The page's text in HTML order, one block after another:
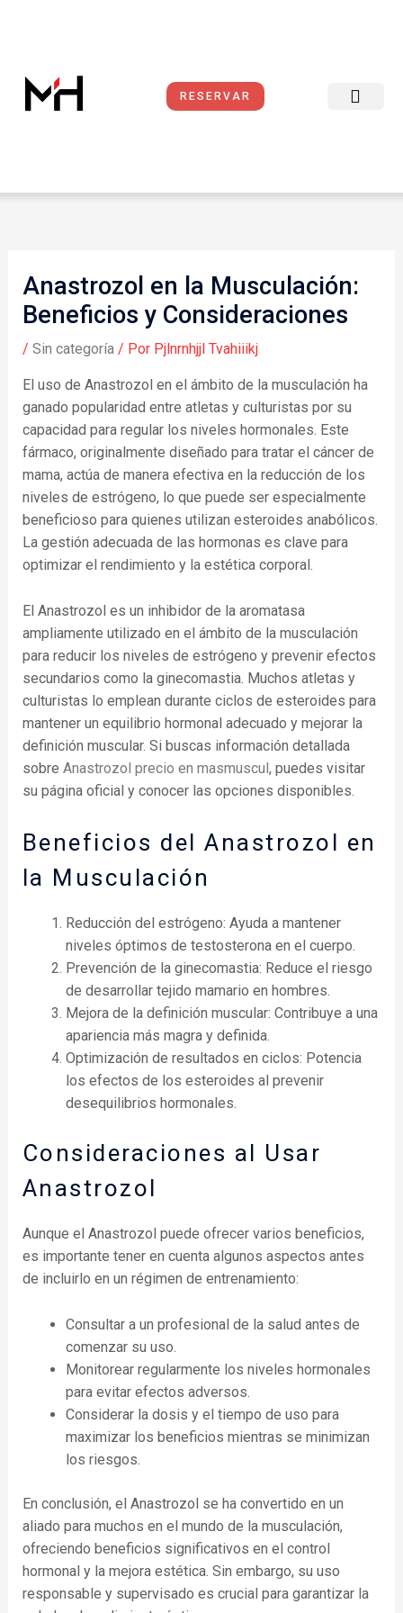
RESERVAR
Anastrozol en la Musculación:
Beneficios y Consideraciones
/ Sin categoría/ Por Pjlnrnhjjl Tvahiiikj
El uso de Anastrozol en el ámbito de la musculación ha
ganado popularidad entre atletas y culturistas por su
capacidad para regular los niveles hormonales. Este
fármaco, originalmente diseñado para tratar el cáncer de
mama, actúa de manera efectiva en la reducción de los
niveles de estrógeno, lo que puede ser especialmente
beneficioso para quienes utilizan esteroides anabólicos.
La gestión adecuada de las hormonas es clave para
optimizar el rendimiento y la estética corporal.
El Anastrozol es un inhibidor de la aromatasa
ampliamente utilizado en el ámbito de la musculación
para reducir los niveles de estrógeno y prevenir efectos
secundarios como la ginecomastia. Muchos atletas y
culturistas lo emplean durante ciclos de esteroides para
mantener un equilibrio hormonal adecuado y mejorar la
definición muscular. Si buscas información detallada
sobre Anastrozol precio en masmuscul, puedes visitar
su página oficial y conocer las opciones disponibles.
Beneficios del Anastrozol en
la Musculación
Reducción del estrógeno: Ayuda a mantener
niveles óptimos de testosterona en el cuerpo.
Prevención de la ginecomastia: Reduce el riesgo
de desarrollar tejido mamario en hombres.
Mejora de la definición muscular: Contribuye a una
apariencia más magra y definida.
Optimización de resultados en ciclos: Potencia
los efectos de los esteroides al prevenir
desequilibrios hormonales.
Consideraciones al Usar
Anastrozol
Aunque el Anastrozol puede ofrecer varios beneficios,
es importante tener en cuenta algunos aspectos antes
de incluirlo en un régimen de entrenamiento:
Consultar a un profesional de la salud antes de
comenzar su uso.
Monitorear regularmente los niveles hormonales
para evitar efectos adversos.
Considerar la dosis y el tiempo de uso para
maximizar los beneficios mientras se minimizan
los riesgos.
En conclusión, el Anastrozol se ha convertido en un
aliado para muchos en el mundo de la musculación,
ofreciendo beneficios significativos en el control
hormonal y la mejora estética. Sin embargo, su uso
responsable y supervisado es crucial para garantizar la